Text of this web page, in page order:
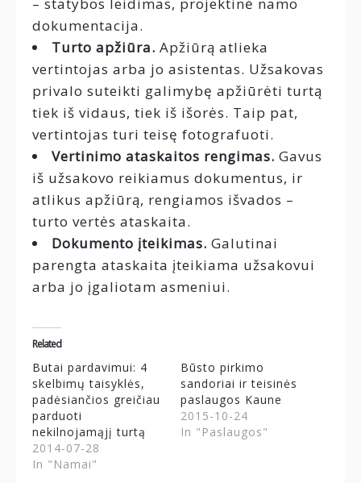
– statybos leidimas, projektinė namo
dokumentacija.
Turto apžiūra. Apžiūrą atlieka
vertintojas arba jo asistentas. Užsakovas
privalo suteikti galimybę apžiūrėti turtą
tiek iš vidaus, tiek iš išorės. Taip pat,
vertintojas turi teisę fotografuoti.
Vertinimo ataskaitos rengimas. Gavus
iš užsakovo reikiamus dokumentus, ir
atlikus apžiūrą, rengiamos išvados –
turto vertės ataskaita.
Dokumento įteikimas. Galutinai
parengta ataskaita įteikiama užsakovui
arba jo įgaliotam asmeniui.
Related
Butai pardavimui: 4
skelbimų taisyklės,
padėsiančios greičiau
parduoti
nekilnojamąjį turtą
2014-07-28
In "Namai"
Būsto pirkimo
sandoriai ir teisinės
paslaugos Kaune
2015-10-24
In "Paslaugos"